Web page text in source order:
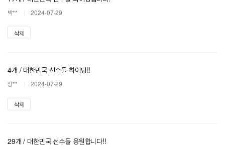
박** 2024-07-29
삭제
4개 / 대한민국 선수들 화이팅!!
장** 2024-07-29
삭제
29개 / 대한민국 선수들 응원합니다!!